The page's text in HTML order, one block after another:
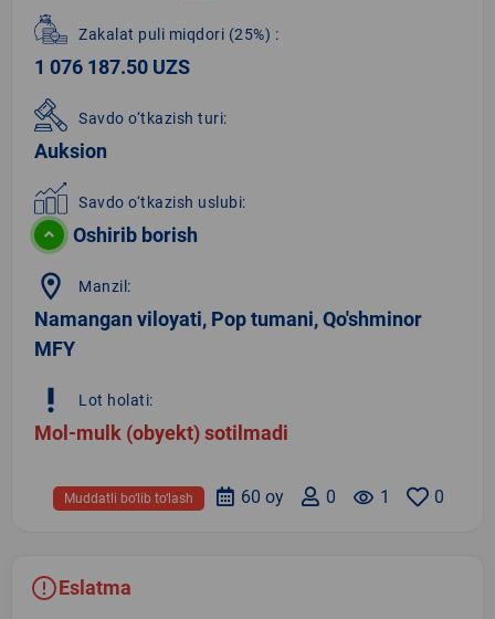
Zakalat puli miqdori (25%) :
1 076 187.50 UZS
Savdo o‘tkazish turi:
Auksion
Savdo o‘tkazish uslubi:
Oshirib borish
location_on Manzil:
Namangan viloyati, Pop tumani, Qo'shminor
MFY
priority_high Lot holati:
Mol-mulk (obyekt) sotilmadi
0
remove_red_eye 1
0
60 oy
Muddatli bo‘lib to‘lash
Eslatma